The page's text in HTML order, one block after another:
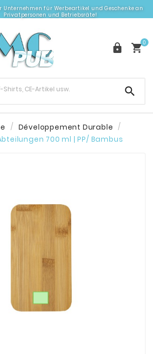
Unternehmen für Werbeartikel und Geschenke an
Privatpersonen und Betriebsräte!
 0

Développement Durable
700 ml | PP/ Bambus